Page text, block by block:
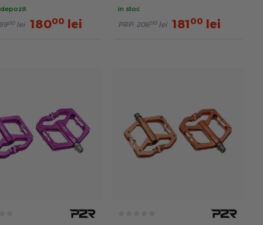
00 lei 18000 lei
in stoc
PRP: 20600 lei 18100 lei